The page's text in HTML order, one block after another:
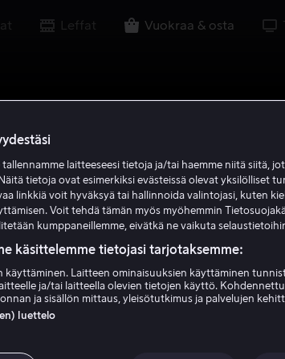
Leffat Vuokraa & osta
tallennamme laitteeseesi tietoja ja/tai haemme niitä siitä,
tietoja ovat esimerkiksi evästeissä olevat yksilölliset
linkkiä voit hyväksyä tai hallinnoida valintojasi, kuten
Voit tehdä tämän myös myöhemmin
kumppaneillemme, eivätkä ne vaikuta
käsittelemme tietojasi tarjotaksemme:
käyttäminen. Laitteen ominaisuuksien käyttäminen
ja/tai laitteella olevien tietojen käyttö.
ja sisällön mittaus, yleisötutkimus ja palvelujen
luettelo